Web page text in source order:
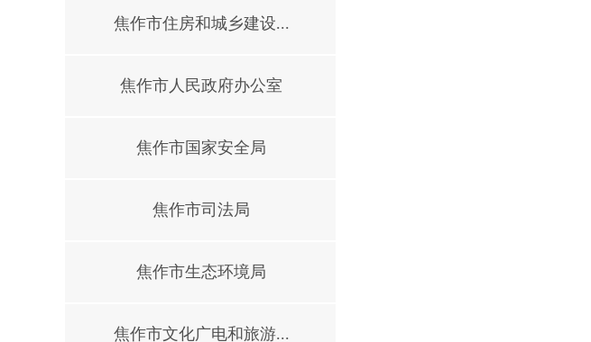
焦作市住房和城乡建设...
焦作市人民政府办公室
焦作市国家安全局
焦作市司法局
焦作市生态环境局
焦作市文化广电和旅游...